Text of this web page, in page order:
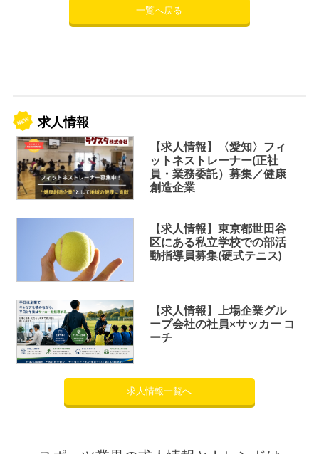
一覧へ戻る
求人情報
【求人情報】〈愛知〉フィ
ットネストレーナー(正社
員・業務委託）募集／健康
創造企業
【求人情報】東京都世田谷
区にある私立学校での部活
動指導員募集(硬式テニス)
【求人情報】上場企業グル
ープ会社の社員×サッカー コ
ーチ
求人情報一覧へ